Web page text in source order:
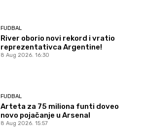
FUDBAL
River oborio novi rekord i vratio
reprezentativca Argentine!
8 Aug 2026. 16:30
FUDBAL
Arteta za 75 miliona funti doveo
novo pojačanje u Arsenal
8 Aug 2026. 15:57